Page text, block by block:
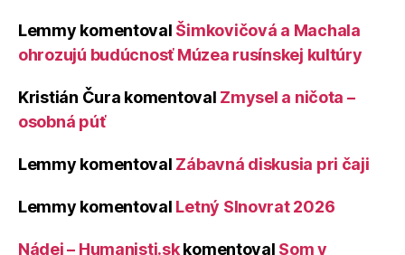
Lemmy komentoval Šimkovičová a Machala
ohrozujú budúcnosť Múzea rusínskej kultúry
Kristián Čura komentoval Zmysel a ničota –
osobná púť
Lemmy komentoval Zábavná diskusia pri čaji
Lemmy komentoval Letný Slnovrat 2026
Nádej – Humanisti.skkomentoval Som v